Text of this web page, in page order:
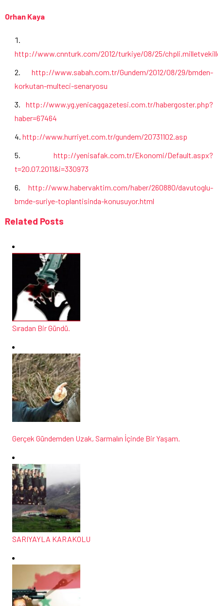
Orhan Kaya
http://www.cnnturk.com/2012/turkiye/08/25/
http://www.sabah.com.tr/Gundem/2012/08/29/bmden-
korkutan-multeci-senaryosu
http://www.yg.yenicaggazetesi.com.tr/habergoster.php?
haber=67464
http://www.hurriyet.com.tr/gundem/20731102.asp
http://yenisafak.com.tr/Ekonomi/Default.aspx?
t=20.07.2011&i=330973
http://www.habervaktim.com/haber/260880/davutoglu-
bmde-suriye-toplantisinda-konusuyor.html
Related Posts
Sıradan Bir Gündü.
Gerçek Gündemden Uzak, Sarmalın İçinde Bir Yaşam.
SARIYAYLA KARAKOLU